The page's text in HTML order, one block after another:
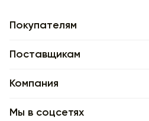
Покупателям
Поставщикам
Компания
Мы в соцсетях